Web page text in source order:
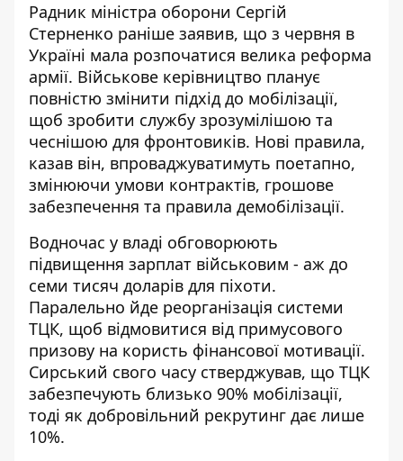
Радник міністра оборони Сергій
Стерненко раніше заявив, що з червня в
Україні мала розпочатися велика реформа
армії. Військове керівництво планує
повністю змінити підхід до мобілізації,
щоб зробити службу зрозумілішою та
чеснішою для фронтовиків. Нові правила,
казав він, впроваджуватимуть поетапно,
змінюючи умови контрактів, грошове
забезпечення та правила демобілізації.
Водночас у владі обговорюють
підвищення зарплат військовим - аж до
семи тисяч доларів для піхоти.
Паралельно йде реорганізація системи
ТЦК, щоб відмовитися від примусового
призову на користь фінансової мотивації.
Сирський свого часу стверджував, що ТЦК
забезпечують близько 90% мобілізації,
тоді як добровільний рекрутинг дає лише
10%.